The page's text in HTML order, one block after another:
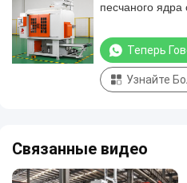
песчаного
Теперь
Узнайте
Связанные видео